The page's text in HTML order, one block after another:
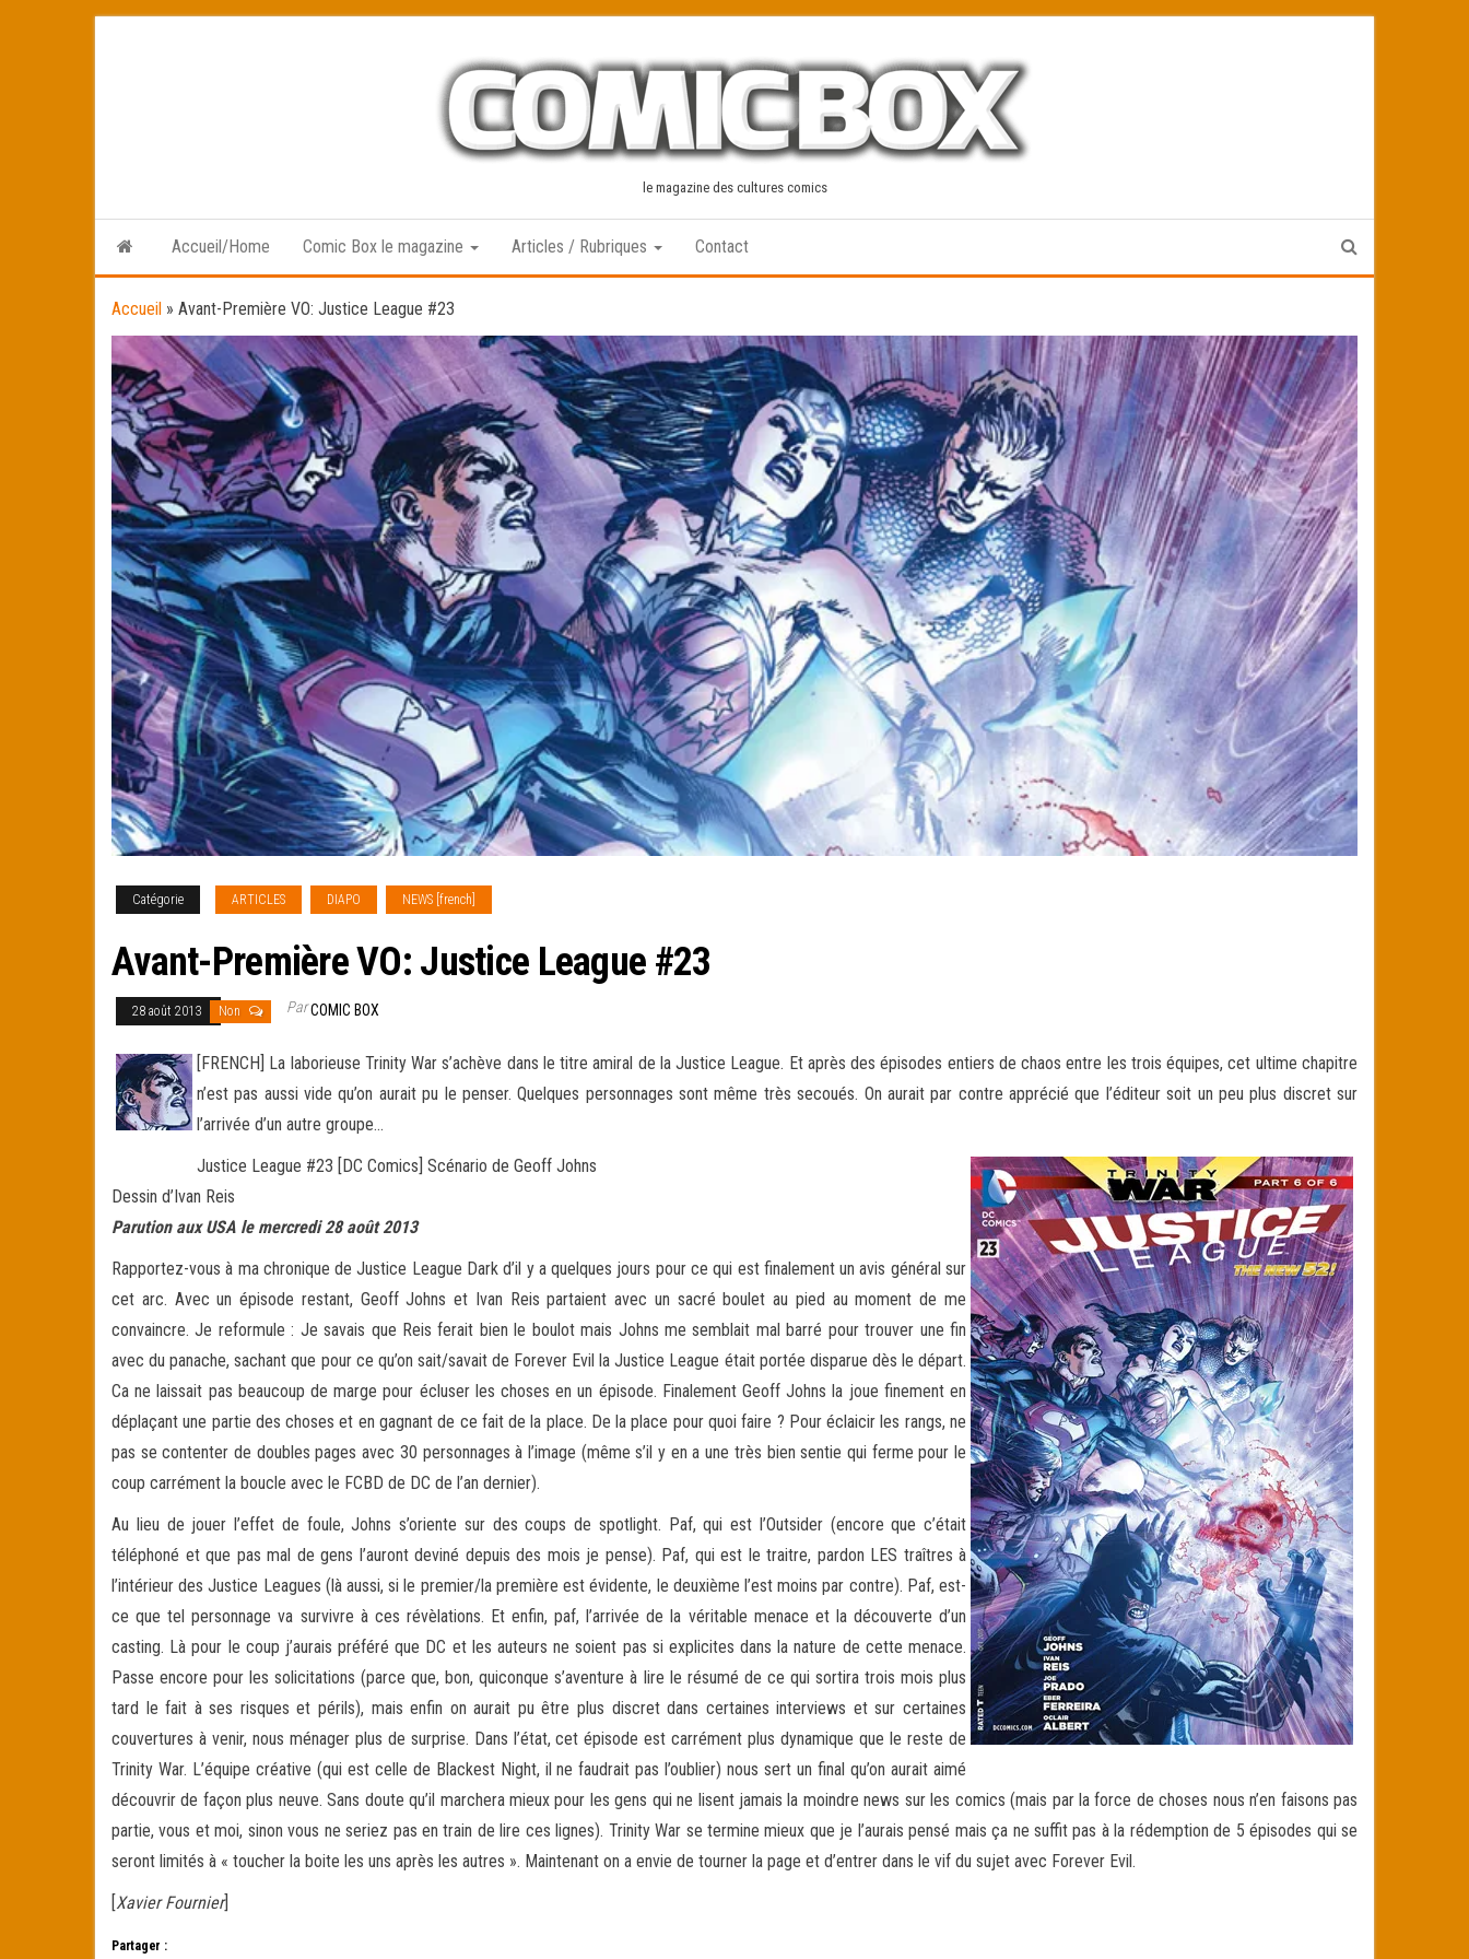
le magazine des cultures comics
Accueil/Home Comic Box le magazine Articles / Rubriques Contact
Accueil » Avant-Première VO: Justice League #23
Catégorie ARTICLES DIAPO NEWS [french]
Avant-Première VO: Justice League #23
28 août 2013 Non ParCOMIC BOX
[FRENCH] La laborieuse Trinity War s’achève dans le titre amiral de la Justice League. Et après des épisodes entiers de chaos entre les trois équipes, cet ultime chapitre
n’est pas aussi vide qu’on aurait pu le penser. Quelques personnages sont même très secoués. On aurait par contre apprécié que l’éditeur soit un peu plus discret sur
l’arrivée d’un autre groupe…
Justice League #23 [DC Comics] Scénario de Geoff Johns
Dessin d’Ivan Reis
Parution aux USA le mercredi 28 août 2013
Rapportez-vous à ma chronique de Justice League Dark d’il y a quelques jours pour ce qui est finalement un avis général sur
cet arc. Avec un épisode restant, Geoff Johns et Ivan Reis partaient avec un sacré boulet au pied au moment de me
convaincre. Je reformule : Je savais que Reis ferait bien le boulot mais Johns me semblait mal barré pour trouver une fin
avec du panache, sachant que pour ce qu’on sait/savait de Forever Evil la Justice League était portée disparue dès le départ.
Ca ne laissait pas beaucoup de marge pour écluser les choses en un épisode. Finalement Geoff Johns la joue finement en
déplaçant une partie des choses et en gagnant de ce fait de la place. De la place pour quoi faire ? Pour éclaicir les rangs, ne
pas se contenter de doubles pages avec 30 personnages à l’image (même s’il y en a une très bien sentie qui ferme pour le
coup carrément la boucle avec le FCBD de DC de l’an dernier).
Au lieu de jouer l’effet de foule, Johns s’oriente sur des coups de spotlight. Paf, qui est l’Outsider (encore que c’était
téléphoné et que pas mal de gens l’auront deviné depuis des mois je pense). Paf, qui est le traitre, pardon LES traîtres à
l’intérieur des Justice Leagues (là aussi, si le premier/la première est évidente, le deuxième l’est moins par contre). Paf, est-
ce que tel personnage va survivre à ces révèlations. Et enfin, paf, l’arrivée de la véritable menace et la découverte d’un
casting. Là pour le coup j’aurais préféré que DC et les auteurs ne soient pas si explicites dans la nature de cette menace.
Passe encore pour les solicitations (parce que, bon, quiconque s’aventure à lire le résumé de ce qui sortira trois mois plus
tard le fait à ses risques et périls), mais enfin on aurait pu être plus discret dans certaines interviews et sur certaines
couvertures à venir, nous ménager plus de surprise. Dans l’état, cet épisode est carrément plus dynamique que le reste de
Trinity War. L’équipe créative (qui est celle de Blackest Night, il ne faudrait pas l’oublier) nous sert un final qu’on aurait aimé
découvrir de façon plus neuve. Sans doute qu’il marchera mieux pour les gens qui ne lisent jamais la moindre news sur les comics (mais par la force de choses nous n’en faisons pas
partie, vous et moi, sinon vous ne seriez pas en train de lire ces lignes). Trinity War se termine mieux que je l’aurais pensé mais ça ne suffit pas à la rédemption de 5 épisodes qui se
seront limités à « toucher la boite les uns après les autres ». Maintenant on a envie de tourner la page et d’entrer dans le vif du sujet avec Forever Evil.
[Xavier Fournier]
Partager :